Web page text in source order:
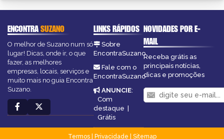
ENCONTRASUZANO
O melhor de Suzano num só
lugar! Dicas, onde ir, o que
fazer, as melhores
empresas, locais, serviços e
muito mais no guia Encontra
Suzano.
LINKS RÁPIDOS
Sobre
EncontraSuzano
Fale com o
EncontraSuzano
ANUNCIE:
Com
destaque |
Grátis
NOVIDADES POR E-
MAIL
Receba grátis as
principais notícias,
dicas e promoções
Termos| Privacidade
Sitemap